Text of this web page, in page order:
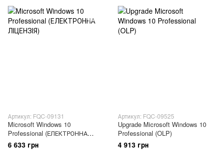
Артикул: FQC-09131
Microsoft Windows 10
Professional (ЕЛЕКТРОННА
ЛІЦЕНЗІЯ)
6 633 грн
Артикул: FQC-09525
Upgrade Microsoft Windows 10
Professional (OLP)
4 913 грн